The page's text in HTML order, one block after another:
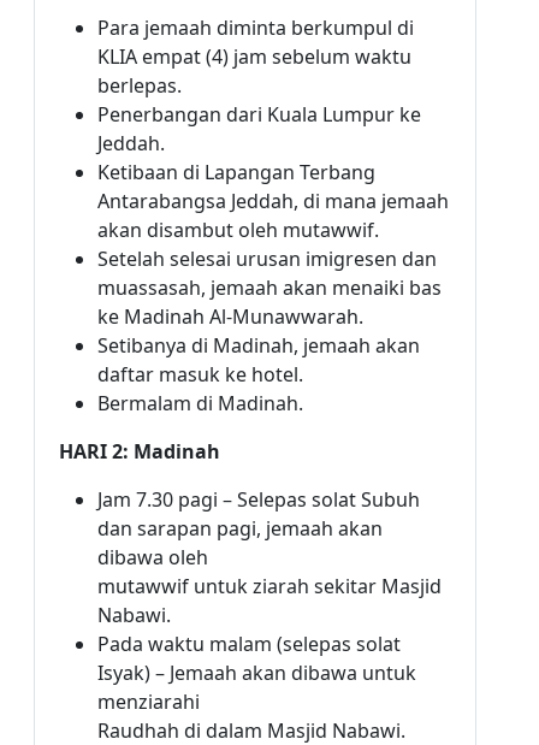
Para jemaah diminta berkumpul di
KLIA empat (4) jam sebelum waktu
berlepas.
Penerbangan dari Kuala Lumpur ke
Jeddah.
Ketibaan di Lapangan Terbang
Antarabangsa Jeddah, di mana jemaah
akan disambut oleh mutawwif.
Setelah selesai urusan imigresen dan
muassasah, jemaah akan menaiki bas
ke Madinah Al-Munawwarah.
Setibanya di Madinah, jemaah akan
daftar masuk ke hotel.
Bermalam di Madinah.
HARI 2: Madinah
Jam 7.30 pagi – Selepas solat Subuh
dan sarapan pagi, jemaah akan
dibawa oleh
mutawwif untuk ziarah sekitar Masjid
Nabawi.
Pada waktu malam (selepas solat
Isyak) – Jemaah akan dibawa untuk
menziarahi
Raudhah di dalam Masjid Nabawi.